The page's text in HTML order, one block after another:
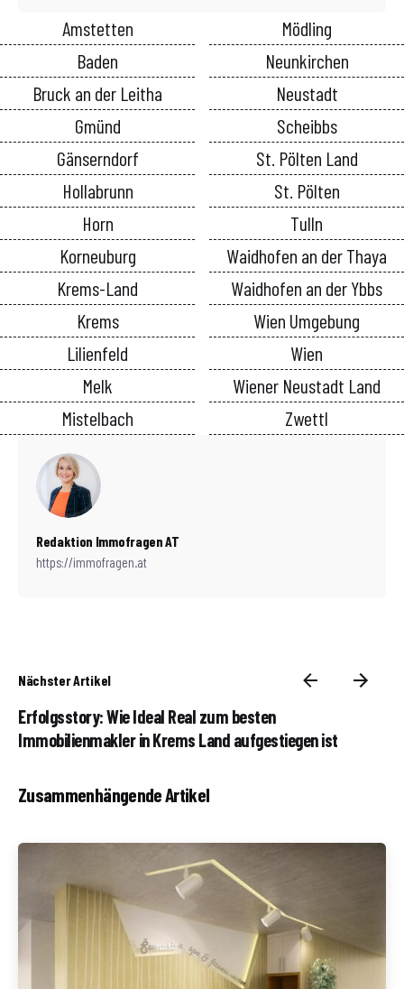
Amstetten
Baden
Bruck an der Leitha
Gmünd
Gänserndorf
Hollabrunn
Horn
Korneuburg
Krems-Land
Krems
Lilienfeld
Melk
Mistelbach
Mödling
Neunkirchen
Neustadt
Scheibbs
St. Pölten Land
St. Pölten
Tulln
Waidhofen an der Thaya
Waidhofen an der Ybbs
Wien Umgebung
Wien
Wiener Neustadt Land
Zwettl
Redaktion Immofragen AT
https://immofragen.at
Nächster Artikel
Erfolgsstory: Wie Ideal Real zum besten
Immobilienmakler in Krems Land aufgestiegen ist
Zusammenhängende Artikel